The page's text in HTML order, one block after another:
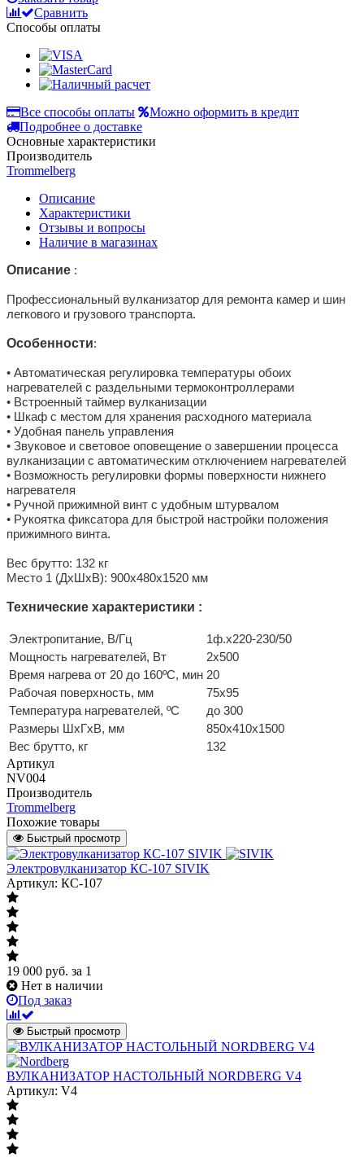
Сравнить
Способы оплаты
Все способы оплаты
Можно оформить в кредит
Подробнее о доставке
Основные характеристики
Производитель
Trommelberg
Описание
Характеристики
Отзывы и вопросы
Наличие в магазинах
Описание :
Профессиональный вулканизатор для ремонта камер и шин
легкового и грузового транспорта.
Особенности:
• Автоматическая регулировка температуры обоих
нагревателей с раздельными термоконтроллерами
• Встроенный таймер вулканизации
• Шкаф с местом для хранения расходного материала
• Удобная панель управления
• Звуковое и световое оповещение о завершении процесса
вулканизации с автоматическим отключением нагревателей
• Возможность регулировки формы поверхности нижнего
нагревателя
• Ручной прижимной винт с удобным штурвалом
• Рукоятка фиксатора для быстрой настройки положения
прижимного винта.
Вес брутто: 132 кг
Место 1 (ДхШхВ): 900х480х1520 мм
Технические характеристики :
Электропитание, В/Гц
1ф.х220-230/50
Мощность нагревателей, Вт
2х500
Время нагрева от 20 до 160ºС, мин 20
Рабочая поверхность, мм
75х95
Температура нагревателей, ºC
до 300
Размеры ШхГхВ, мм
850х410х1500
Вес брутто, кг
132
Артикул
NV004
Производитель
Trommelberg
Похожие товары
Быстрый просмотр
Электровулканизатор КС-107 SIVIK
Артикул: КС-107
19 000 руб. за 1
Нет в наличии
Под заказ
Быстрый просмотр
ВУЛКАНИЗАТОР НАСТОЛЬНЫЙ NORDBERG V4
Артикул: V4